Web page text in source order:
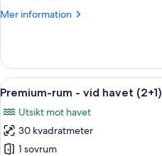
Reserve)
Mer information
Mer
-
vid
havet
Reserve)
Öppna
alla
foton
för
Premium-
8
Premium-rum - vid havet (2+1)
Utsikt mot havet
30 kvadratmeter
1 sovrum